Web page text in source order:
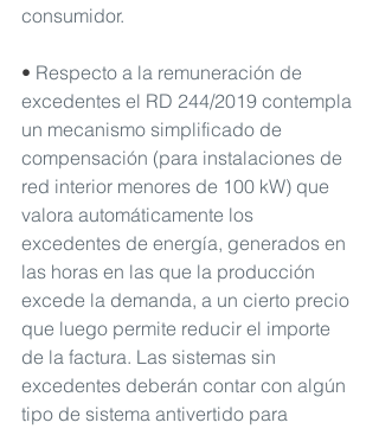
consumidor.
• Respecto a la remuneración de
excedentes el RD 244/2019 contempla
un mecanismo simplificado de
compensación (para instalaciones de
red interior menores de 100 kW) que
valora automáticamente los
excedentes de energía, generados en
las horas en las que la producción
excede la demanda, a un cierto precio
que luego permite reducir el importe
de la factura. Las sistemas sin
excedentes deberán contar con algún
tipo de sistema antivertido para